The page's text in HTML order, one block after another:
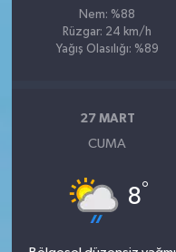
Nem: %88
Rüzgar: 24 km/h
Yağış Olasılığı: %89
27 MART
CUMA
8°